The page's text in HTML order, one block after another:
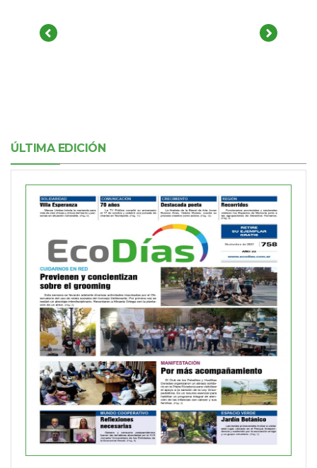
ÚLTIMA EDICIÓN